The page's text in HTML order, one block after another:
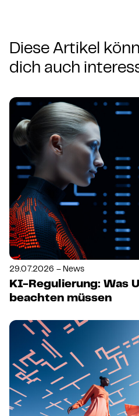
Diese Artikel
dich auch
29.07.2026 – News
KI-Regulierung: Was
beachten müssen